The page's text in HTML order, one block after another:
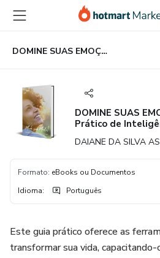
para
conteúdo
principal
para
pagamento
para
rodapé
DOMINE SUAS EMOÇÕES - Um Guia Prático de Inteligência Emocional
DOMINE SUAS
Prático de
DAIANE DA SILVA
Formato: eBooks ou Documentos
Idioma: Português
Este guia prático oferece as
transformar sua vida,